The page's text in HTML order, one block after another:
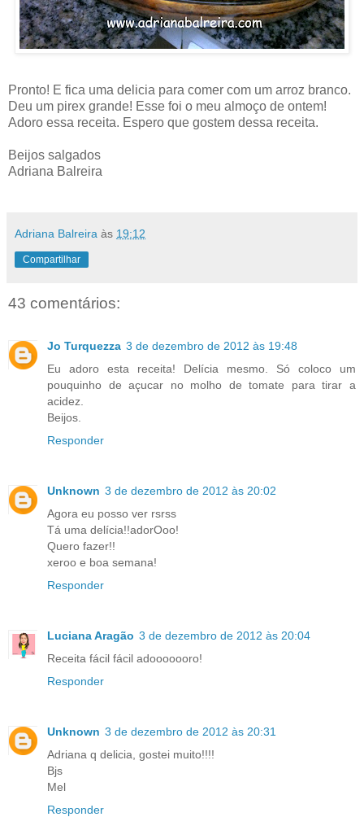
Pronto! E fica uma delicia para comer com um arroz branco.
Deu um pirex grande! Esse foi o meu almoço de ontem!
Adoro essa receita. Espero que gostem dessa receita.
Beijos salgados
Adriana Balreira
Adriana Balreira às 19:12
Compartilhar
43 comentários:
Jo Turquezza 3 de dezembro de 2012 às 19:48
Eu adoro esta receita! Delícia mesmo. Só coloco um
pouquinho de açucar no molho de tomate para tirar a
acidez.
Beijos.
Responder
Unknown 3 de dezembro de 2012 às 20:02
Agora eu posso ver rsrss
Tá uma delícia!!adorOoo!
Quero fazer!!
xeroo e boa semana!
Responder
Luciana Aragão 3 de dezembro de 2012 às 20:04
Receita fácil fácil adooooooro!
Responder
Unknown 3 de dezembro de 2012 às 20:31
Adriana q delicia, gostei muito!!!!
Bjs
Mel
Responder